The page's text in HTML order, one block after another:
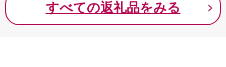
すべての返礼品をみる